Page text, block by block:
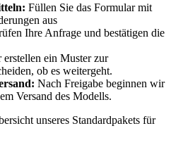
Füllen Sie das Formular mit
aus
Ihre Anfrage und bestätigen die
erstellen ein Muster zur
ob es weitergeht.
Nach Freigabe beginnen wir
Versand des Modells.
unseres Standardpakets für